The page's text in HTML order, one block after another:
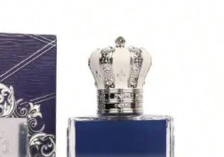
esenti dall'obbligo di marcatura PA
alle indicazioni stampate sulla confe
immediatamente l'uso in caso di